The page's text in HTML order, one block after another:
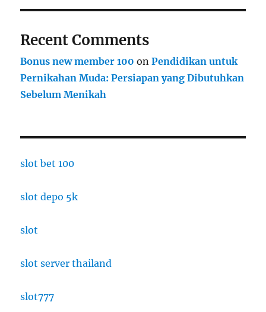
Recent Comments
Bonus new member 100 onPendidikan untuk
Pernikahan Muda: Persiapan yang Dibutuhkan
Sebelum Menikah
slot bet 100
slot depo 5k
slot
slot server thailand
slot777